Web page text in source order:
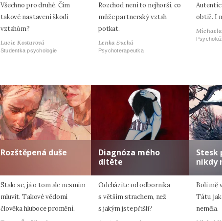
Všechno pro druhé. Čím
takové nastavení škodí
vztahům?
Lucie Kosturová
Studentka psychologie
Rozchod není to nejhorší, co
může partnerský vztah
potkat.
Lenka Suchá
Psychoterapeutka
obtíž. I
Rozštěpená duše
Stalo se, já o tom ale nesmím
mluvit. Takové vědomí
člověka hluboce promění.
Diagnóza mého
dítěte
Odcházíte od odborníka
s větším strachem, než
s jakým jste přišli?
Stesk
nikdy
Bolí mě
Tátu,
neměla.